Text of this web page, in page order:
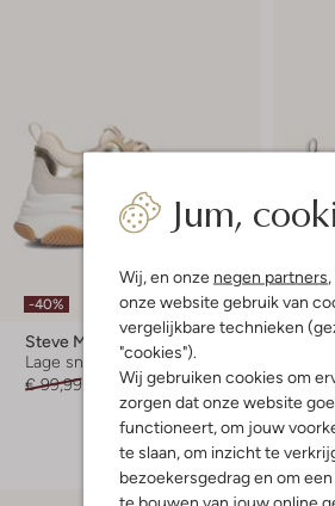
Jum,
Wij, en onze negen partners
onze website gebruik van
vergelijkbare technieken
"cookies").
Wij gebruiken cookies om
zorgen dat onze website
functioneert, om jouw
te slaan, om inzicht te
bezoekersgedrag en om
te bouwen van jouw online
-40%
Steve Madden
Lage sneakers
€ 99,99
€ 59,99
-
Wysh
€
+